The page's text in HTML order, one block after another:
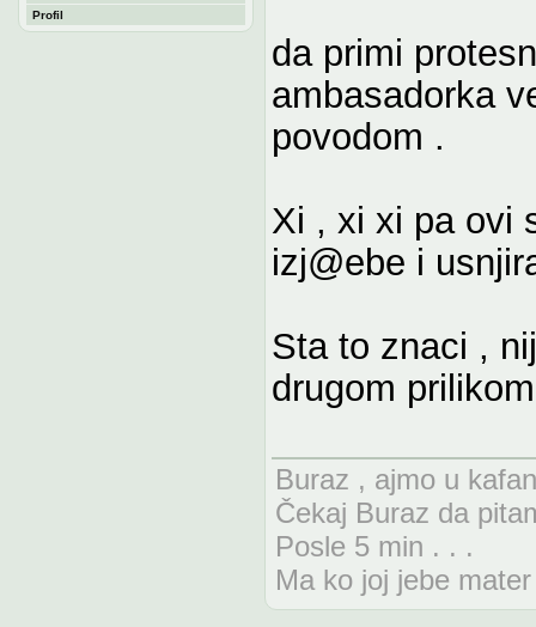
Profil
da primi
ambasadorka
povodom .
Xi , xi xi pa ovi
izj@ebe i
Sta to znaci ,
drugom
Buraz , ajmo u
Čekaj Buraz da
Posle 5 min . . .
Ma ko joj jebe